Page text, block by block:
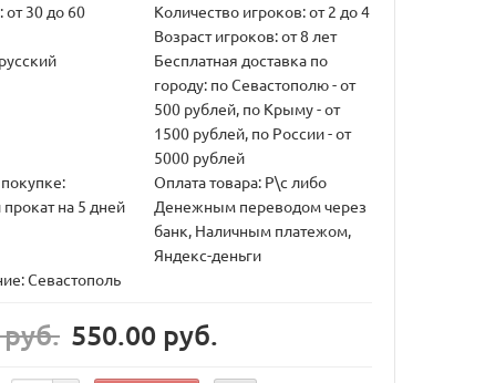
30 до 60
Количество игроков: от 2 до 4
Возраст игроков: от 8 лет
Бесплатная доставка по
городу: по Севастополю - от
500 рублей, по Крыму - от
1500 рублей, по России - от
5000 рублей
на 5 дней
Оплата товара: Р\с либо
Денежным переводом через
банк, Наличным платежом,
Яндекс-деньги
Севастополь
550.00 руб.